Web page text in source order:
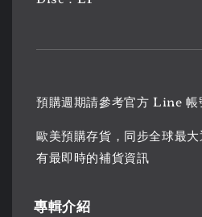
預購週期請參考官方 Line 帳
歐美預購存貨，同步全球最
有最即時的補貨資訊
專輯介紹